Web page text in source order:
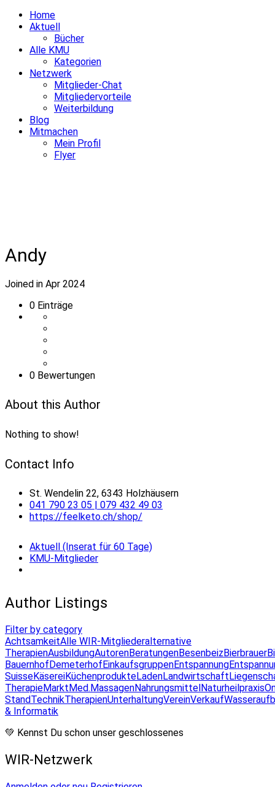
Home
Aktuell
Bücher
Alle KMU
Kategorien
Netzwerk
Mitglieder-Chat
Mitgliedervorteile
Weiterbildung
Blog
Mitmachen
Mein Profil
Flyer
Andy
Joined in Apr 2024
0 Einträge
0 Bewertungen
About this Author
Nothing to show!
Contact Info
St. Wendelin 22, 6343 Holzhäusern
041 790 23 05 | 079 432 49 03
https://feelketo.ch/shop/
Aktuell (Inserat für 60 Tage)
KMU-Mitglieder
Author Listings
Filter by category
AchtsamkeitAlle WIR-Mitgliederalternative
TherapienAusbildungAutorenBeratungenBesenbeizBierbrauer
BauernhofDemeterhofEinkaufsgruppenEntspannung
SuisseKäsereiKüchenprodukteLadenLandwirtschaft
TherapieMarktMed.MassagenNahrungsmittelNaturheilpraxis
StandTechnikTherapienUnterhaltungVereinVerkauf
& Informatik
💚 Kennst Du schon unser geschlossenes
WIR-Netzwerk